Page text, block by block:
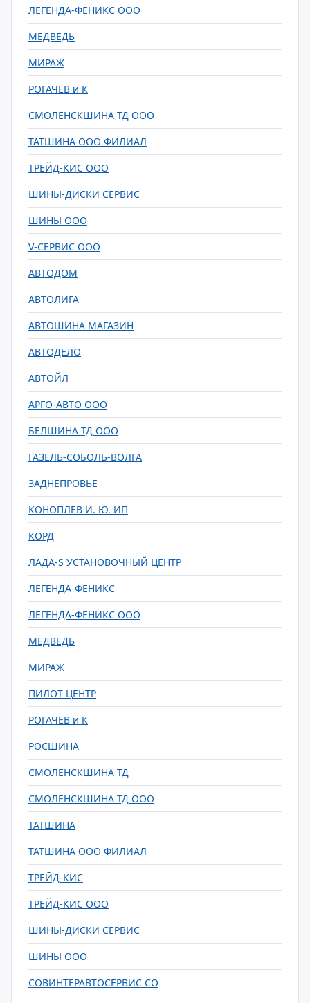
ЛЕГЕНДА-ФЕНИКС ООО
МЕДВЕДЬ
МИРАЖ
РОГАЧЕВ и К
СМОЛЕНСКШИНА ТД ООО
ТАТШИНА ООО ФИЛИАЛ
ТРЕЙД-КИС ООО
ШИНЫ-ДИСКИ СЕРВИС
ШИНЫ ООО
V-СЕРВИС ООО
АВТОДОМ
АВТОЛИГА
АВТОШИНА МАГАЗИН
АВТОДЕЛО
АВТОЙЛ
АРГО-АВТО ООО
БЕЛШИНА ТД ООО
ГАЗЕЛЬ-СОБОЛЬ-ВОЛГА
ЗАДНЕПРОВЬЕ
КОНОПЛЕВ И. Ю. ИП
КОРД
ЛАДА-S УСТАНОВОЧНЫЙ ЦЕНТР
ЛЕГЕНДА-ФЕНИКС
ЛЕГЕНДА-ФЕНИКС ООО
МЕДВЕДЬ
МИРАЖ
ПИЛОТ ЦЕНТР
РОГАЧЕВ и К
РОСШИНА
СМОЛЕНСКШИНА ТД
СМОЛЕНСКШИНА ТД ООО
ТАТШИНА
ТАТШИНА ООО ФИЛИАЛ
ТРЕЙД-КИС
ТРЕЙД-КИС ООО
ШИНЫ-ДИСКИ СЕРВИС
ШИНЫ ООО
СОВИНТЕРАВТОСЕРВИС СО